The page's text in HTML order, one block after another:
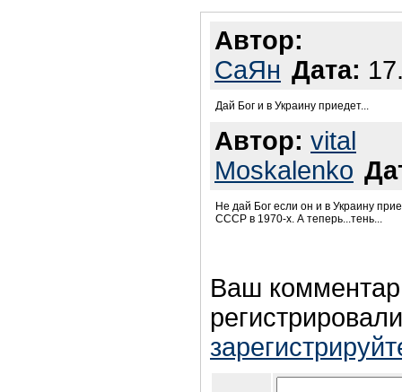
Автор:
СаЯн Дата:
Дай Бог и в Украину приедет...
Автор: vital
Moskalenko
Не дай Бог если он и в Украину
СССР в 1970-х. А теперь...тень...
Ваш